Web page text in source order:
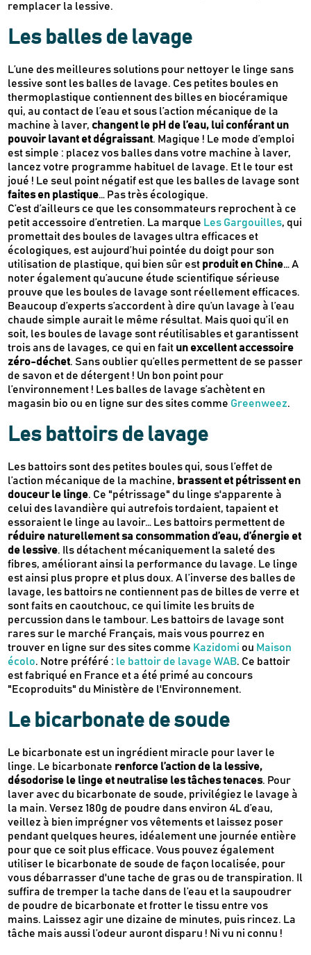
remplacer la lessive.
Les balles de lavage
L’une des meilleures solutions pour nettoyer le linge sans
lessive sont les balles de lavage. Ces petites boules en
thermoplastique contiennent des billes en biocéramique
qui, au contact de l’eau et sous l’action mécanique de la
machine à laver, changent le pH de l’eau, lui conférant un
pouvoir lavant et dégraissant. Magique ! Le mode d’emploi
est simple : placez vos balles dans votre machine à laver,
lancez votre programme habituel de lavage. Et le tour est
joué ! Le seul point négatif est que les balles de lavage sont
faites en plastique… Pas très écologique.
C’est d’ailleurs ce que les consommateurs reprochent à ce
petit accessoire d’entretien. La marque Les Gargouilles, qui
promettait des boules de lavages ultra efficaces et
écologiques, est aujourd’hui pointée du doigt pour son
utilisation de plastique, qui bien sûr est produit en Chine… A
noter également qu’aucune étude scientifique sérieuse
prouve que les boules de lavage sont réellement efficaces.
Beaucoup d’experts s’accordent à dire qu’un lavage à l’eau
chaude simple aurait le même résultat. Mais quoi qu’il en
soit, les boules de lavage sont réutilisables et garantissent
trois ans de lavages, ce qui en fait un excellent accessoire
zéro-déchet. Sans oublier qu’elles permettent de se passer
de savon et de détergent ! Un bon point pour
l’environnement ! Les balles de lavage s’achètent en
magasin bio ou en ligne sur des sites comme Greenweez.
Les battoirs de lavage
Les battoirs sont des petites boules qui, sous l’effet de
l’action mécanique de la machine, brassent et pétrissent en
douceur le linge. Ce "pétrissage" du linge s'apparente à
celui des lavandière qui autrefois tordaient, tapaient et
essoraient le linge au lavoir… Les battoirs permettent de
réduire naturellement sa consommation d’eau, d’énergie et
de lessive. Ils détachent mécaniquement la saleté des
fibres, améliorant ainsi la performance du lavage. Le linge
est ainsi plus propre et plus doux. A l’inverse des balles de
lavage, les battoirs ne contiennent pas de billes de verre et
sont faits en caoutchouc, ce qui limite les bruits de
percussion dans le tambour. Les battoirs de lavage sont
rares sur le marché Français, mais vous pourrez en
trouver en ligne sur des sites comme Kazidomi ou Maison
écolo. Notre préféré : le battoir de lavage WAB. Ce battoir
est fabriqué en France et a été primé au concours
"Ecoproduits" du Ministère de l'Environnement.
Le bicarbonate de soude
Le bicarbonate est un ingrédient miracle pour laver le
linge. Le bicarbonate renforce l’action de la lessive,
désodorise le linge et neutralise les tâches tenaces. Pour
laver avec du bicarbonate de soude, privilégiez le lavage à
la main. Versez 180g de poudre dans environ 4L d’eau,
veillez à bien imprégner vos vêtements et laissez poser
pendant quelques heures, idéalement une journée entière
pour que ce soit plus efficace. Vous pouvez également
utiliser le bicarbonate de soude de façon localisée, pour
vous débarrasser d'une tache de gras ou de transpiration. Il
suffira de tremper la tache dans de l’eau et la saupoudrer
de poudre de bicarbonate et frotter le tissu entre vos
mains. Laissez agir une dizaine de minutes, puis rincez. La
tâche mais aussi l’odeur auront disparu ! Ni vu ni connu !